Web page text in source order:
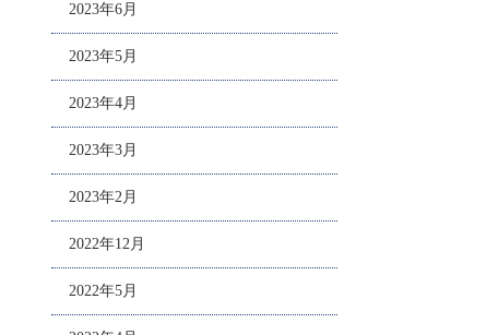
2023年6月
2023年5月
2023年4月
2023年3月
2023年2月
2022年12月
2022年5月